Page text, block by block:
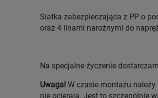
Siatka zabezpieczająca z PP o
oraz 4 linami narożnymi do
Na specjalne życzenie
Uwaga! W czasie montażu
nie ocierają. Jest to szczególnie